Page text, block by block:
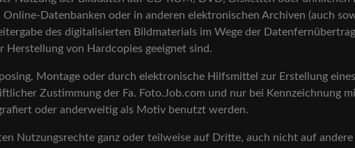
Datenbanken oder in anderen elektronischen Archiven (auch
des digitalisierten Bildmaterials im Wege der
von Hardcopies geeignet sind.
Montage oder durch elektronische Hilfsmittel zur Erstellung
Zustimmung der Fa. Foto.Job.com und nur bei Kennzeichnung
oder anderweitig als Motiv benutzt werden.
Nutzungsrechte ganz oder teilweise auf Dritte, auch nicht auf